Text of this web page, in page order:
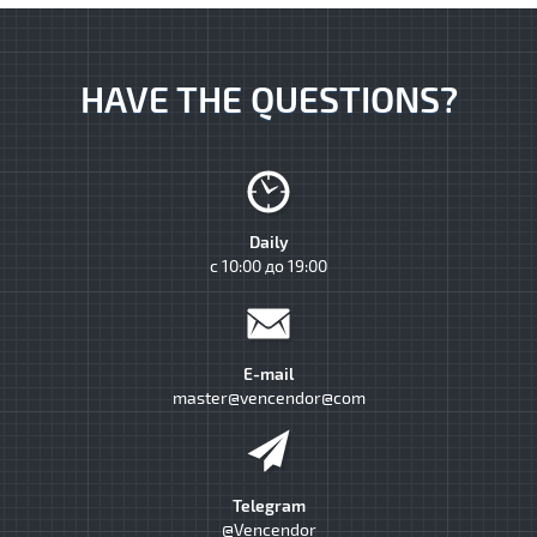
HAVE THE QUESTIONS?
Daily
с 10:00 до 19:00
E-mail
master@vencendor@com
Telegram
@Vencendor